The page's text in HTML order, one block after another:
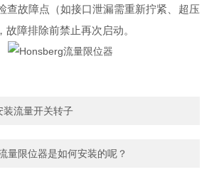
故障点（如接口泄漏需重新拧紧、超压
障排除前禁止再次启动。
装流量开关转子
量限位器是如何安装的呢？